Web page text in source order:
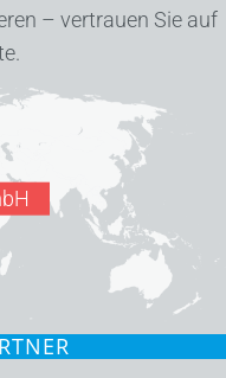
– vertrauen Sie auf